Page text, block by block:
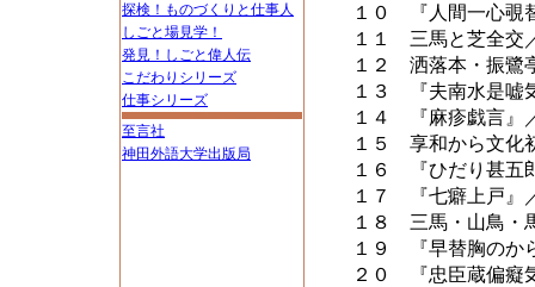
探検！ものづくりと仕事人
しごと場見学！
発見！しごと偉人伝
こだわりシリーズ
仕事シリーズ
至言社
神田外語大学出版局
１０ 『人間一心覗
１１ 三馬と芝全交
１２ 洒落本・振鷺
１３ 『夫南水是嘘
１４ 『麻疹戯言』
１５ 享和から文化
１６ 『ひだり甚五
１７ 『七癖上戸』
１８ 三馬・山鳥・
１９ 『早替胸のか
２０ 『忠臣蔵偏癡